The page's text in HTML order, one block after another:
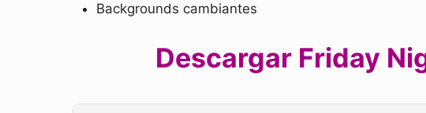
Backgrounds cambiantes
Descargar Friday